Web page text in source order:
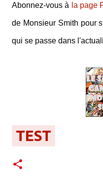
Abonnez-vous à la page
de Monsieur Smith pour
qui se passe dans
TEST